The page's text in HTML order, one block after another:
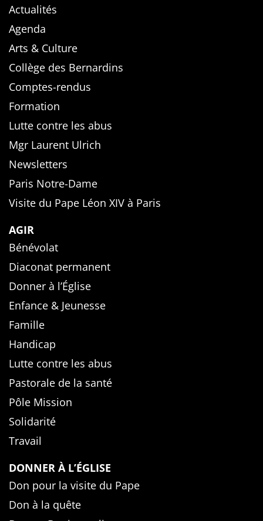
Actualités
Agenda
Arts & Culture
Collège des Bernardins
Comptes-rendus
Formation
Lutte contre les abus
Mgr Laurent Ulrich
Newsletters
Paris Notre-Dame
Visite du Pape Léon XIV à Paris
AGIR
Bénévolat
Diaconat permanent
Donner à l’Église
Enfance & Jeunesse
Famille
Handicap
Lutte contre les abus
Pastorale de la santé
Pôle Mission
Solidarité
Travail
DONNER À L’ÉGLISE
Don pour la visite du Pape
Don à la quête